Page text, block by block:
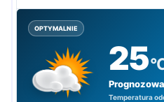
OPTYMALNIE
25
Temperatura